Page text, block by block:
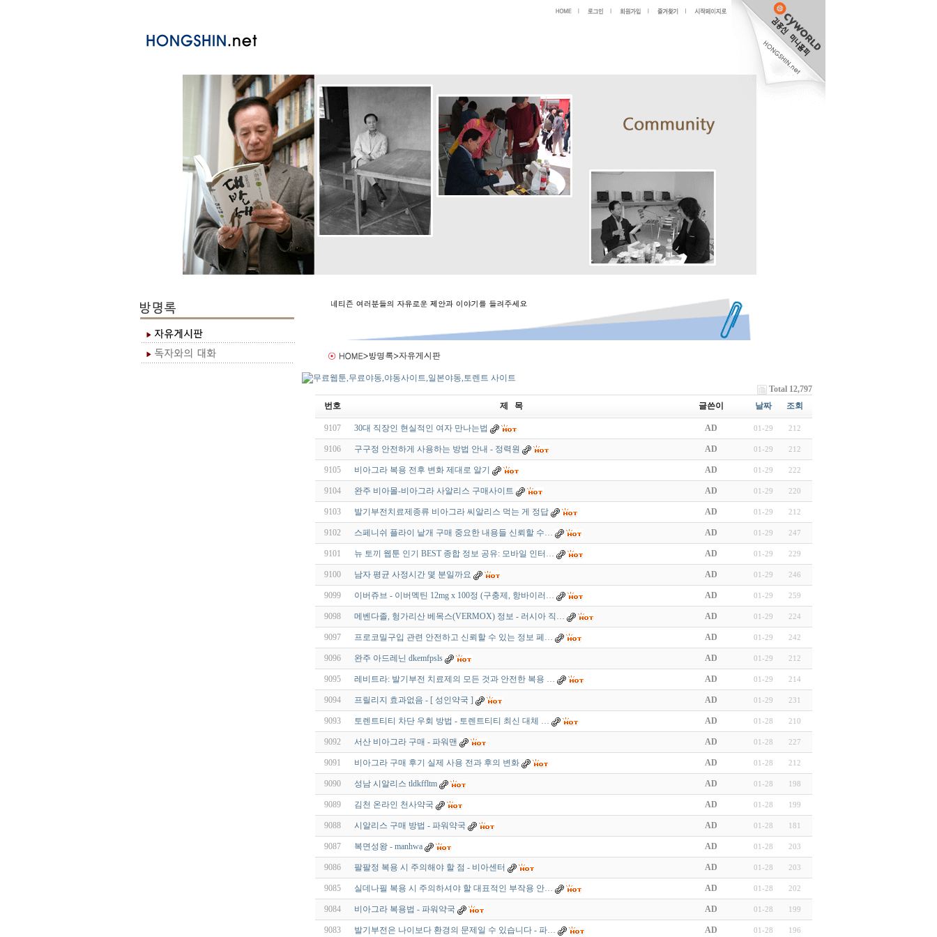
Total 12,797
번호
제 목 글쓴이 날짜 조회
9107 30대 직장인 현실적인 여자 만나는법 AD 01-29 212
9106 구구정 안전하게 사용하는 방법 안내 - 정력원 AD 01-29 212
9105 비아그라 복용 전후 변화 제대로 알기 AD 01-29 222
9104 완주 비아몰-비아그라 사알리스 구매사이트 AD 01-29 220
9103 발기부전치료제종류 비아그라 씨알리스 먹는 게 정답 AD 01-29 212
9102 스페니쉬 플라이 낱개 구매 중요한 내용들 신뢰할 수… AD 01-29 247
9101 뉴 토끼 웹툰 인기 BEST 종합 정보 공유: 모바일 인터… AD 01-29 229
9100 남자 평균 사정시간 몇 분일까요 AD 01-29 246
9099 이버쥬브 - 이버멕틴 12mg x 100정 (구충제, 항바이러… AD 01-29 259
9098 메벤다졸, 헝가리산 베목스(VERMOX) 정보 - 러시아 직… AD 01-29 224
9097 프로코밀구입 관련 안전하고 신뢰할 수 있는 정보 페… AD 01-29 242
9096 완주 아드레닌 dkemfpsls AD 01-29 212
9095 레비트라: 발기부전 치료제의 모든 것과 안전한 복용 … AD 01-29 214
9094 프릴리지 효과없음 - [ 성인약국 ] AD 01-29 231
9093 토렌트티티 차단 우회 방법 - 토렌트티티 최신 대체 … AD 01-28 210
9092 서산 비아그라 구매 - 파워맨 AD 01-28 227
9091 비아그라 구매 후기 실제 사용 전과 후의 변화 AD 01-28 212
9090 성남 시알리스 tldkffltm AD 01-28 198
9089 김천 온라인 천사약국 AD 01-28 199
9088 시알리스 구매 방법 - 파워약국 AD 01-28 181
9087 복면성왕 - manhwa AD 01-28 203
9086 팔팔정 복용 시 주의해야 할 점 - 비아센터 AD 01-28 203
9085 실데나필 복용 시 주의하셔야 할 대표적인 부작용 안… AD 01-28 202
9084 비아그라 복용법 - 파워약국 AD 01-28 199
9083 발기부전은 나이보다 환경의 문제일 수 있습니다 - 파… AD 01-28 196